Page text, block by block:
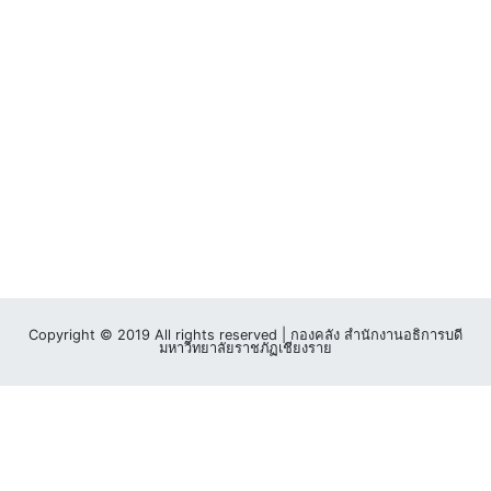
Copyright © 2019 All rights reserved | กองคลัง สำนักงานอธิการบดี
มหาวิทยาลัยราชภัฏเชียงราย